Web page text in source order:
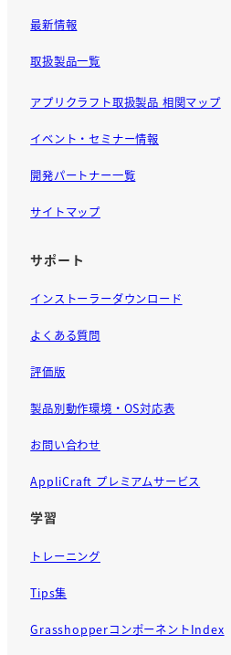
最新情報
取扱製品一覧
アプリクラフト取扱製品 相関マップ
イベント・セミナー情報
開発パートナー一覧
サイトマップ
サポート
インストーラーダウンロード
よくある質問
評価版
製品別動作環境・OS対応表
お問い合わせ
AppliCraft プレミアムサービス
学習
トレーニング
Tips集
GrasshopperコンポーネントIndex